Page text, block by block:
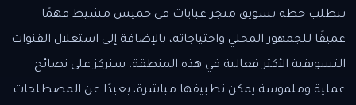
تتطلب خطة تسويق متجر عبايات في خميس مشيط فهمًا
عميقًا للجمهور المحلي واحتياجاته، بالإضافة إلى استغلال القنوات
التسويقية الأكثر فعالية في هذه المنطقة. سنركز على نصائح
عملية وملموسة يمكن تطبيقها مباشرة، بعيدًا عن المصطلحات